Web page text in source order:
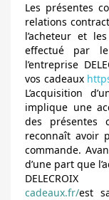
Les présentes
relations
l’acheteur et
effectué par
l’entreprise
vos cadeaux
L’acquisition
implique une
des présentes
reconnaît avoir
commande.
d’une part que
cadeaux.fr/est